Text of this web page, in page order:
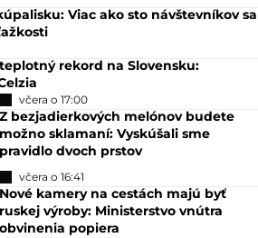
Viac ako sto návštevníkov sa
rekord na Slovensku:
včera o 17:00
Z bezjadierkových melónov budete
možno sklamaní: Vyskúšali sme
pravidlo dvoch prstov
včera o 16:41
Nové kamery na cestách majú byť
ruskej výroby: Ministerstvo vnútra
obvinenia popiera